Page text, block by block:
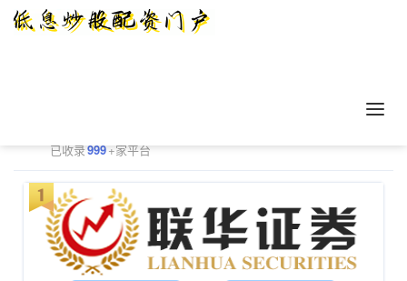
已收录999+家平台